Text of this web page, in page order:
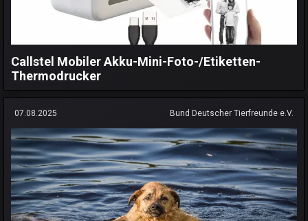
Callstel Mobiler Akku-Mini-Foto-/Etiketten-
Thermodrucker
07.08.2025 Bund Deutscher Tierfreunde e.V.